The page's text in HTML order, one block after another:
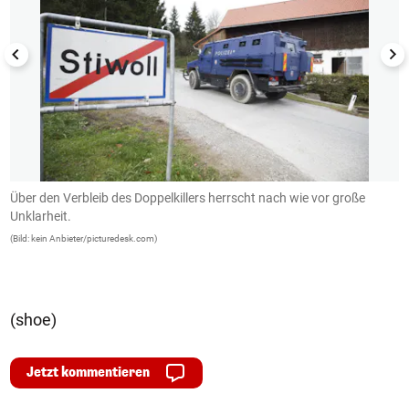
Über den Verbleib des Doppelkillers herrscht nach wie vor große
Unklarheit.
(Bild: kein Anbieter/picturedesk.com)
(shoe)
Jetzt kommentieren